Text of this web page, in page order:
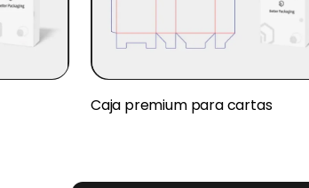
Caja premium para cartas